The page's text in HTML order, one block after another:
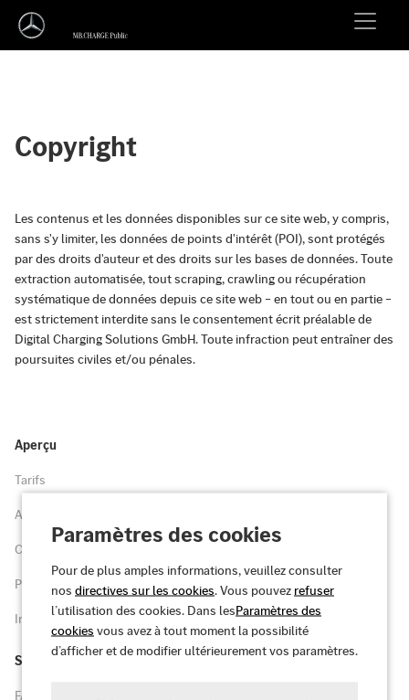
Copyright
Les contenus et les données disponibles sur ce site web, y compris,
sans s'y limiter, les données de points d'intérêt (POI), sont protégés
par des droits d'auteur et des droits sur les bases de données. Toute
extraction automatisée, tout scraping, crawling ou récupération
systématique de données depuis ce site web – en tout ou en partie –
est strictement interdite sans le consentement écrit préalable de
Digital Charging Solutions GmbH. Toute infraction peut entraîner des
poursuites civiles et/ou pénales.
Aperçu
Tarifs
Avantages
Carte
Parc
Inscription
Support
FAQ et assistance
Paramètres des cookies
Pour de plus amples informations, veuillez consulter
nos directives sur les cookies. Vous pouvez refuser
l’utilisation des cookies. Dans lesParamètres des
cookies vous avez à tout moment la possibilité
d’afficher et de modifier ultérieurement vos paramètres.